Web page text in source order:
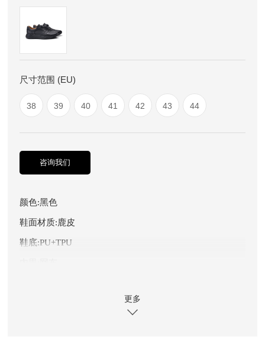
尺寸范围 (EU)
38 39 40 41 42 43 44
咨询我们
颜色:黑色
鞋面材质:鹿皮
鞋底:PU+TPU
重量:约390克（40码单只重量，每个码相差约15克）
更多